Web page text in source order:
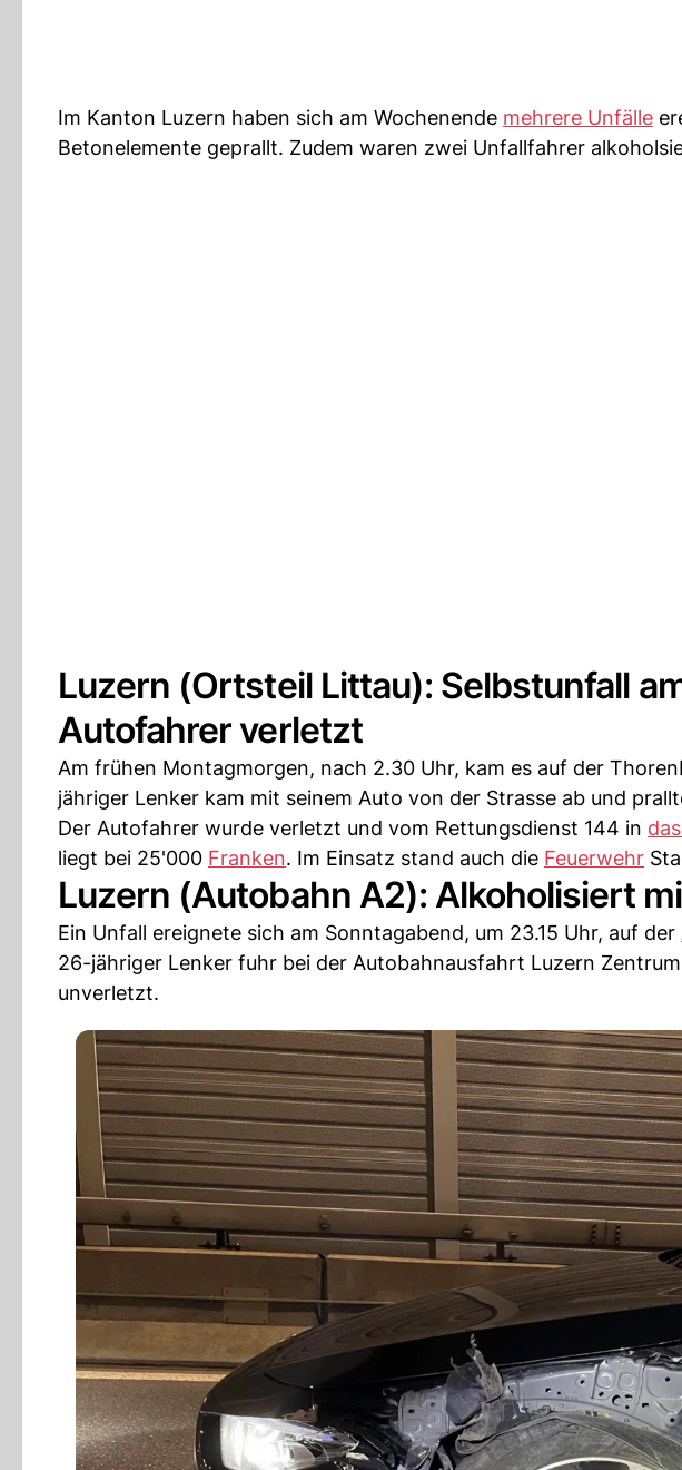
Im Kanton Luzern haben sich am Wochenende mehrere Unfälle
Betonelemente geprallt. Zudem waren zwei Unfallfahrer
Luzern (Ortsteil Littau): Selbstunfall
Autofahrer verletzt
Am frühen Montagmorgen, nach 2.30 Uhr, kam es auf der
jähriger Lenker kam mit seinem Auto von der Strasse ab und
Der Autofahrer wurde verletzt und vom Rettungsdienst 144 in
liegt bei 25'000 Franken. Im Einsatz stand auch die Feuerwehr
Luzern (Autobahn A2): Alkoholisiert
Ein Unfall ereignete sich am Sonntagabend, um 23.15 Uhr, auf der
26-jähriger Lenker fuhr bei der Autobahnausfahrt Luzern
unverletzt.